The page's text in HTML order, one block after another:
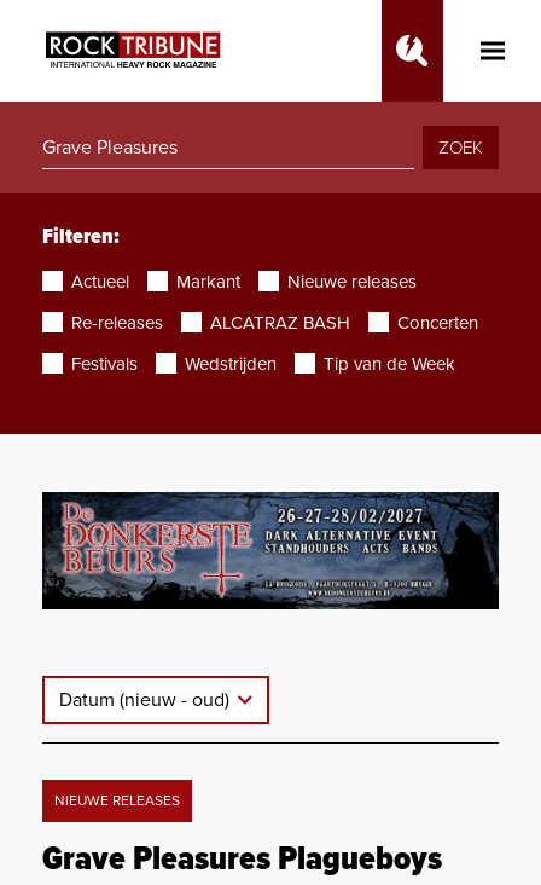
Toggle
ZOEK
Filteren:
Actueel Markant
Nieuwe releases
Re-releases
ALCATRAZ BASH
Concerten
Festivals
Wedstrijden Tip van de Week
Datum (nieuw - oud)
NIEUWE RELEASES
Grave Pleasures Plagueboys